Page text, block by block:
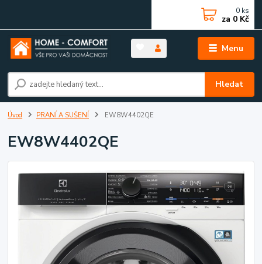
Menu
Hledat
0 ks
za 0 Kč
Úvod PRANÍ A SUŠENÍ EW8W4402QE
EW8W4402QE